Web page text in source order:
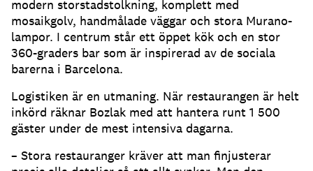
modern storstadstolkning, komplett med
mosaikgolv, handmålade väggar och stora Murano-
lampor. I centrum står ett öppet kök och en stor
360-graders bar som är inspirerad av de sociala
barerna i Barcelona.
Logistiken är en utmaning. När restaurangen är helt
inkörd räknar Bozlak med att hantera runt 1 500
gäster under de mest intensiva dagarna.
– Stora restauranger kräver att man finjusterar